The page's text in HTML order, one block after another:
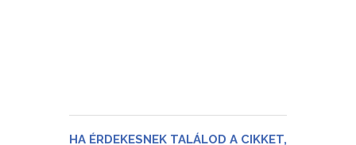
HA ÉRDEKESNEK TALÁLOD A CIKKET,